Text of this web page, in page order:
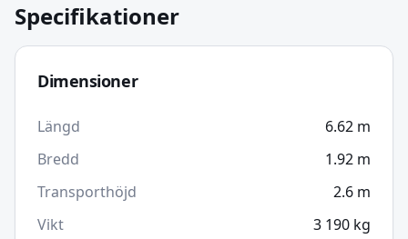
Specifikationer
Dimensioner
Längd 6.62 m
Bredd
1.92 m
Transporthöjd
2.6 m
Vikt
3 190 kg